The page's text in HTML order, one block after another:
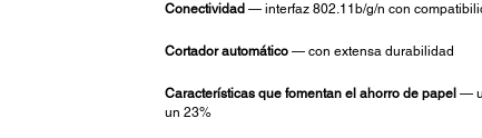
Conectividad — interfaz 802.11b/g/n con
Cortador automático— con extensa durabilidad
Características que fomentan el ahorro de papel —
un 23%